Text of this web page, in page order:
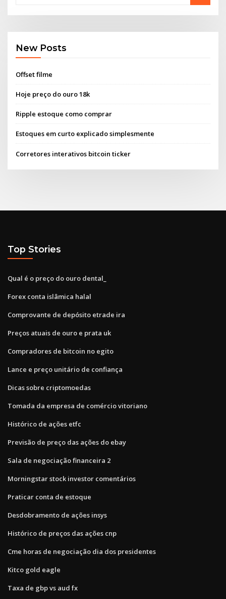
New Posts
Offset filme
Hoje preço do ouro 18k
Ripple estoque como comprar
Estoques em curto explicado simplesmente
Corretores interativos bitcoin ticker
Top Stories
Qual é o preço do ouro dental_
Forex conta islâmica halal
Comprovante de depósito etrade ira
Preços atuais de ouro e prata uk
Compradores de bitcoin no egito
Lance e preço unitário de confiança
Dicas sobre criptomoedas
Tomada da empresa de comércio vitoriano
Histórico de ações etfc
Previsão de preço das ações do ebay
Sala de negociação financeira 2
Morningstar stock investor comentários
Praticar conta de estoque
Desdobramento de ações insys
Histórico de preços das ações cnp
Cme horas de negociação dia dos presidentes
Kitco gold eagle
Taxa de gbp vs aud fx